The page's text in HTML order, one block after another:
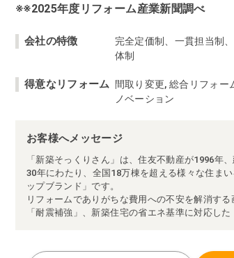
※※2025年度リフォーム産業新聞調べ
会社の特徴
完全定価制、一貫担当制
体制
得意なリフォーム
間取り変更, 総合リフォー
ノベーション
お客様へメッセージ
「新築そっくりさん」は、住友不動産が1996年
30年にわたり、全国18万棟を超える様々な住ま
ップブランド」です。
リフォームでありがちな費用への不安を解消す
「耐震補強」、新築住宅の省エネ基準に対応し
られた充実の施工マニュアルや検査体制により